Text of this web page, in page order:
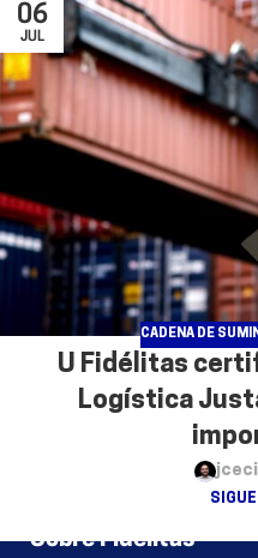
06
JUL
CADENA DE
U Fidélitas
Logística
Sobre Fidélitas